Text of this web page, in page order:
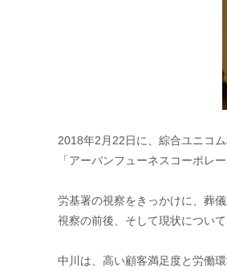
2018年2月22日に、綜合ユニコ
「アーバンフューネスコーポレ
労基署の視察をきっかけに、葬
視察の前後、そして現状につい
中川は、高い顧客満足度と労働